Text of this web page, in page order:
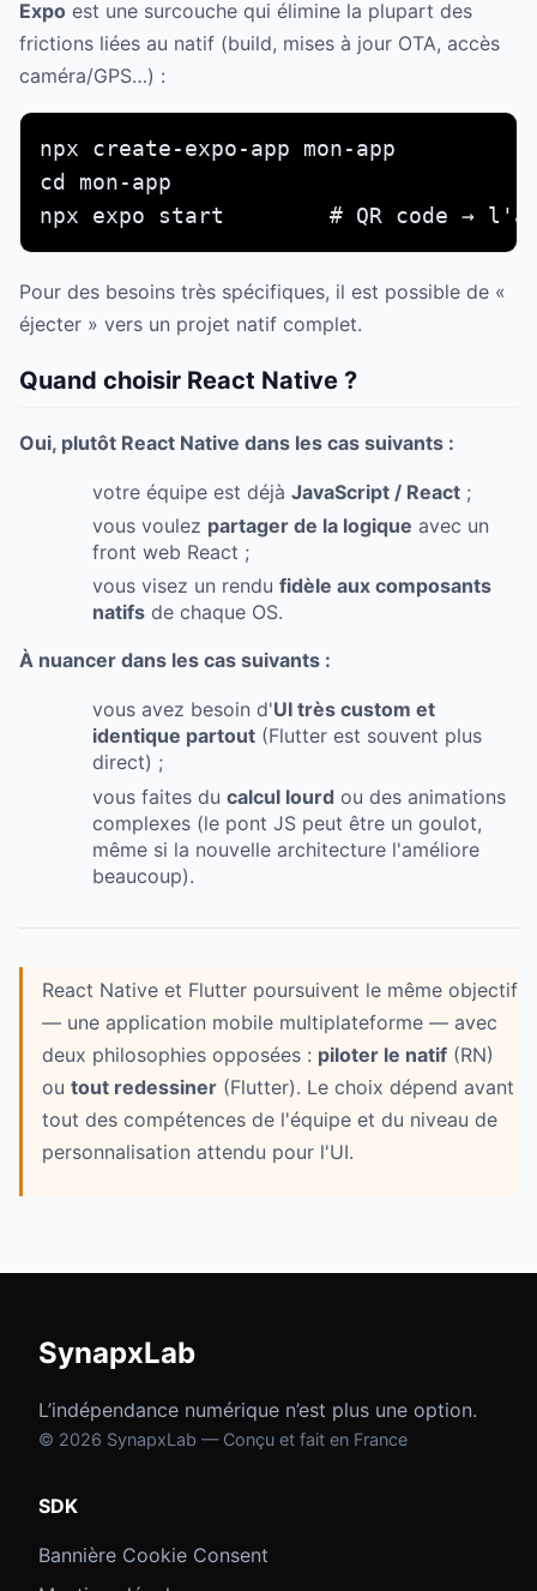
Expo est une surcouche qui élimine la plupart des
frictions liées au natif (build, mises à jour OTA, accès
caméra/GPS…) :
npx create-expo-app mon-app
cd mon-app
npx expo start        # QR code →
Pour des besoins très spécifiques, il est possible de «
éjecter » vers un projet natif complet.
Quand choisir React Native ?
Oui, plutôt React Native dans les cas suivants :
votre équipe est déjà JavaScript / React;
vous voulez partager de la logique avec un
front web React ;
vous visez un rendu fidèle aux composants
natifsde chaque OS.
À nuancer dans les cas suivants :
vous avez besoin d'UI très custom et
identique partout(Flutter est souvent plus
direct) ;
vous faites du calcul lourd ou des animations
complexes (le pont JS peut être un goulot,
même si la nouvelle architecture l'améliore
beaucoup).
React Native et Flutter poursuivent le même objectif
— une application mobile multiplateforme — avec
deux philosophies opposées : piloter le natif (RN)
ou tout redessiner (Flutter). Le choix dépend avant
tout des compétences de l'équipe et du niveau de
personnalisation attendu pour l'UI.
SynapxLab
L’indépendance numérique n’est plus une option.
© 2026 SynapxLab — Conçu et fait en France
SDK
Bannière Cookie Consent